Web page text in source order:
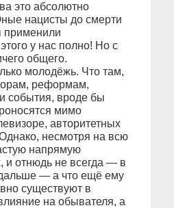
это абсолютно
нацисты до смерти
применили
у нас полно! Но с
общего.
молодёжь. Что там,
реформам,
события, вроде бы
мимо
авторитетных
несмотря на всю
напрямую
и отнюдь не всегда — в
— а что ещё ему
существуют в
на обывателя, а